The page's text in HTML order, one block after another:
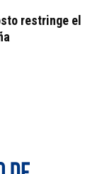
restringe el